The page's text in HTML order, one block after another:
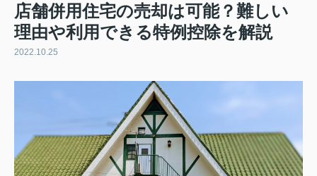
店舗併用住宅の売却は可能？難しい
理由や利用できる特例控除を解説
2022.10.25